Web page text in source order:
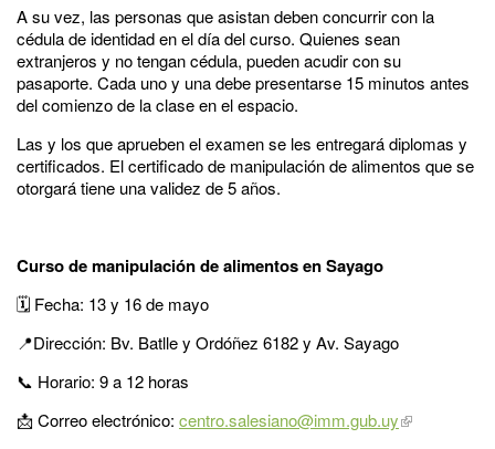
A su vez, las personas que asistan deben concurrir con la
cédula de identidad en el día del curso. Quienes sean
extranjeros y no tengan cédula, pueden acudir con su
pasaporte. Cada uno y una debe presentarse 15 minutos antes
del comienzo de la clase en el espacio.
Las y los que aprueben el examen se les entregará diplomas y
certificados. El certificado de manipulación de alimentos que se
otorgará tiene una validez de 5 años.
Curso de manipulación de alimentos en Sayago
🗓️ Fecha: 13 y 16 de mayo
📍Dirección: Bv. Batlle y Ordóñez 6182 y Av. Sayago
📞 Horario: 9 a 12 horas
📩 Correo electrónico: centro.salesiano@imm.gub.uy